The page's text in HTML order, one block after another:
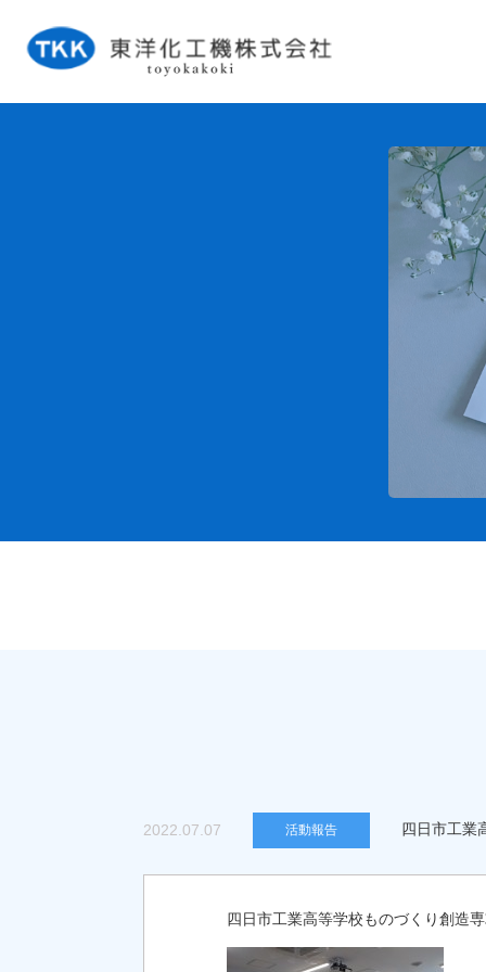
タンク事業
2022.07.07 活動報告 四日市工
四日市工業高等学校ものづくり創造